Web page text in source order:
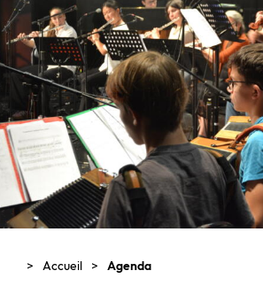
ENFANCE JEUNESSE L'AGGLO'
ASSOCIATIONS
Accueil Agenda